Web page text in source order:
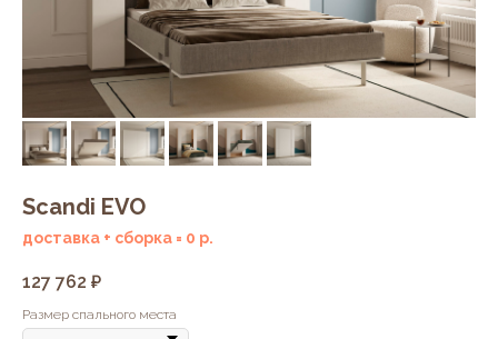
Scandi EVO
доставка + сборка = 0 р.
127 762 ₽
Размер спального места